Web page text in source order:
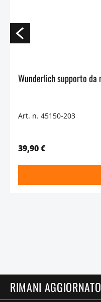
Art. n. 45150-203
39,90 €
RIMANI AGGIORNATO